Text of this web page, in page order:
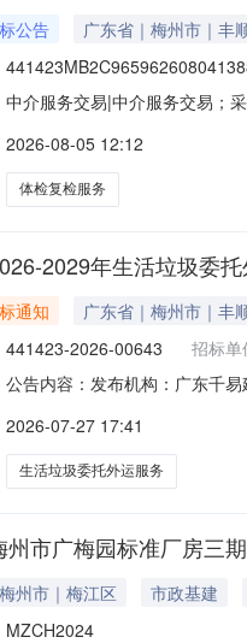
公告 广东省｜梅州市｜丰
中介服务交易|中介服务交易；
的项目清单》）。（如果本栏
资质（资格）要
2026-08-05 12:12
体检复检服务
2029年生活垃圾委
通知 广东省｜梅州市｜丰
441423-2026-00643 招标单
公告内容：发布机构：广东千
垃圾委托外运项目):供应商名称
2026-07-27 17:41
生活垃圾委托外运服务
州市广梅园标准厂房三
州市｜梅江区 市政基建
MZCH2024